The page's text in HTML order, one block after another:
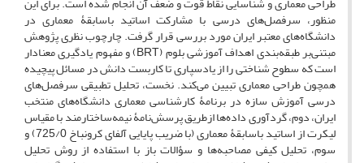
منظور، سرفصل‌های درسی با مشارکت اساتید باسابقۀ معماری در
دانشگاه‌های معتبر ایران مورد بررسی قرار گرفت. چارچوب نظری پژوهش
مبتنی‌بر طبقه‌بندی اهداف آموزشی بلوم (BRT) و مفهوم یادگیری معنادار
است که سطوح شناختی را از یادسپاری تا کاربست دانش در مسائل پیچیده
همچون طراحی معماری تبیین می‌کند. نخست، تحلیل تطبیقی سرفصل‌های
درسی آموزش سازه در برنامۀ کارشناسی معماری دانشگاه‌های منتخب
ایران، دوم، گردآوری داده‌ها ازطریق پرسش‌نامۀ نیمه‌ساختارمند با مقیاس
لیکرت از اساتید باسابقۀ معماری (با ضریب پایایی آلفای کرونباخ 725/0) و
سوم، تحلیل کیفی مصاحبه‌ها و سؤالات باز با استفاده از روش تحلیل